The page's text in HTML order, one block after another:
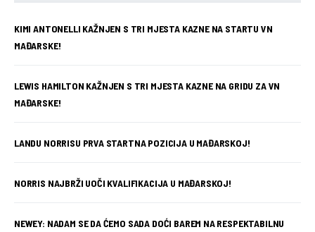
KIMI ANTONELLI KAŽNJEN S TRI MJESTA KAZNE NA STARTU VN
MAĐARSKE!
LEWIS HAMILTON KAŽNJEN S TRI MJESTA KAZNE NA GRIDU ZA VN
MAĐARSKE!
LANDU NORRISU PRVA STARTNA POZICIJA U MAĐARSKOJ!
NORRIS NAJBRŽI UOČI KVALIFIKACIJA U MAĐARSKOJ!
NEWEY: NADAM SE DA ĆEMO SADA DOĆI BAREM NA RESPEKTABILNU